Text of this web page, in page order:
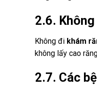
2.6.
Không đi khám
không lấy cao
2.7. Các